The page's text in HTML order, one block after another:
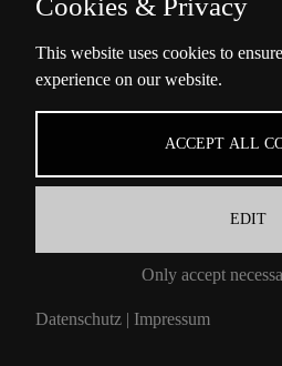
Presse
Über Uns
Ella-Barowsky-Str. 47
Contattaci
Cookies & Privacy
This website uses cookies to
experience on our website.
ACCEPT ALL
EDIT
Only accept
Datenschutz | Impressum